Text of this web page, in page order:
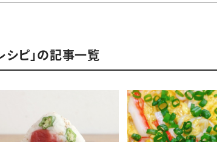
シピ」の記事一覧